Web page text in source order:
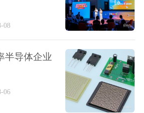
08
半导体企业
06